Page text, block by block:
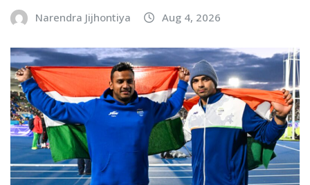
Narendra Jijhontiya Aug 4, 2026